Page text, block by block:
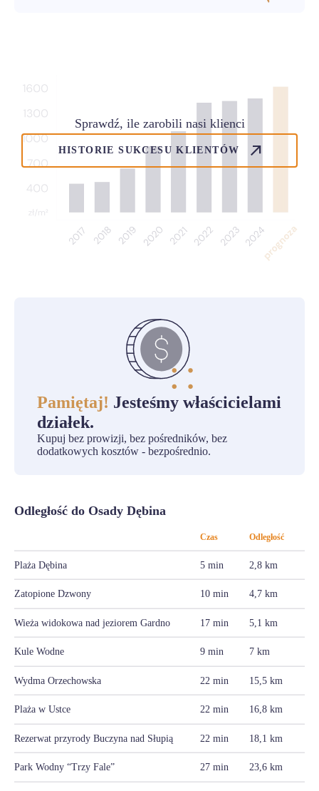
Sprawdź, ile zarobili nasi klienci
HISTORIE SUKCESU KLIENTÓW
Pamiętaj! Jesteśmy właścicielami
działek.
Kupuj bez prowizji, bez pośredników, bez
dodatkowych kosztów - bezpośrednio.
Odległość do Osady Dębina
Czas Odległość
Plaża Dębina 5 min 2,8 km
Zatopione Dzwony 10 min 4,7 km
Wieża widokowa nad jeziorem Gardno 17 min 5,1 km
Kule Wodne 9 min 7 km
Wydma Orzechowska 22 min 15,5 km
Plaża w Ustce 22 min 16,8 km
Rezerwat przyrody Buczyna nad Słupią 22 min 18,1 km
Park Wodny “Trzy Fale” 27 min 23,6 km